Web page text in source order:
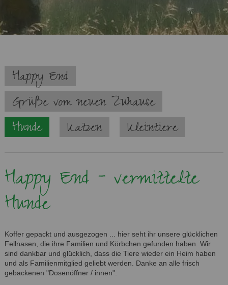
Navigation
überspringen
Happy End
Grüße vom neuen Zuhause
Hunde
Katzen Kleintiere
Happy End - vermittelte
Hunde
Koffer gepackt und ausgezogen ... hier seht ihr unsere glücklichen
Fellnasen, die ihre Familien und Körbchen gefunden haben. Wir
sind dankbar und glücklich, dass die Tiere wieder ein Heim haben
und als Familienmitglied geliebt werden. Danke an alle frisch
gebackenen "Dosenöffner / innen".